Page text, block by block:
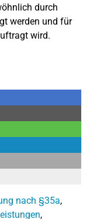
durch
werden und für
wird.
nach §35a,
,